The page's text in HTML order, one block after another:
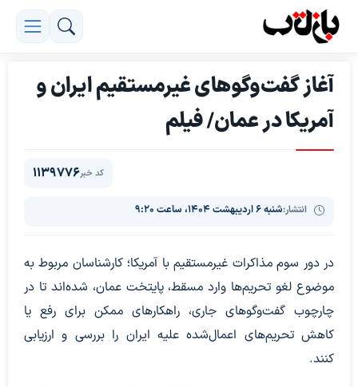
آغاز گفت‌وگوهای غیرمستقیم ایران و
آمریکا در عمان/ فیلم
انتشار:شنبه ۶ اردیبهشت ۱۴۰۴، ساعت ۹:۲۰
کد خبر1139776
در دور سوم مذاکرات غیرمستقیم با آمریکا؛ کارشناسان مربوط به
موضوع لغو تحریم‌ها وارد مسقط، پایتخت عمان، شده‌اند تا در
چارچوب گفت‌وگوهای جاری، راهکارهای ممکن برای رفع یا
کاهش تحریم‌های اعمال‌شده علیه ایران را بررسی و ارزیابی
کنند.